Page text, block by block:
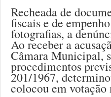
Recheada de
fiscais e de
fotografias, a
Ao receber a
Câmara Municipal,
procedimentos
201/1967,
colocou em